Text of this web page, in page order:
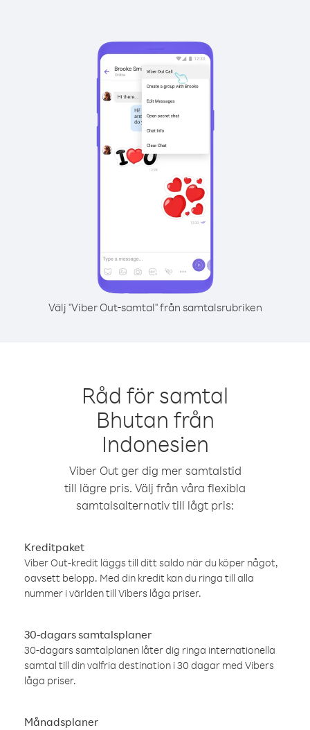
Välj "Viber Out-samtal" från samtalsrubriken
Råd för samtal
Bhutan från
Indonesien
Viber Out ger dig mer samtalstid
till lägre pris. Välj från våra flexibla
samtalsalternativ till lågt pris:
Kreditpaket
Viber Out-kredit läggs till ditt saldo när du köper något,
oavsett belopp. Med din kredit kan du ringa till alla
nummer i världen till Vibers låga priser.
30-dagars samtalsplaner
30-dagars samtalplanen låter dig ringa internationella
samtal till din valfria destination i 30 dagar med Vibers
låga priser.
Månadsplaner